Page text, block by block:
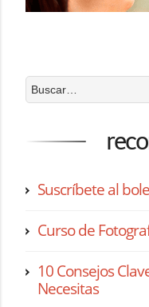
Suscríbete al
Curso de
10 Consejos
Necesitas